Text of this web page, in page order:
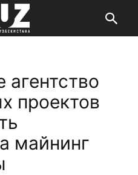
проектов
майнинг